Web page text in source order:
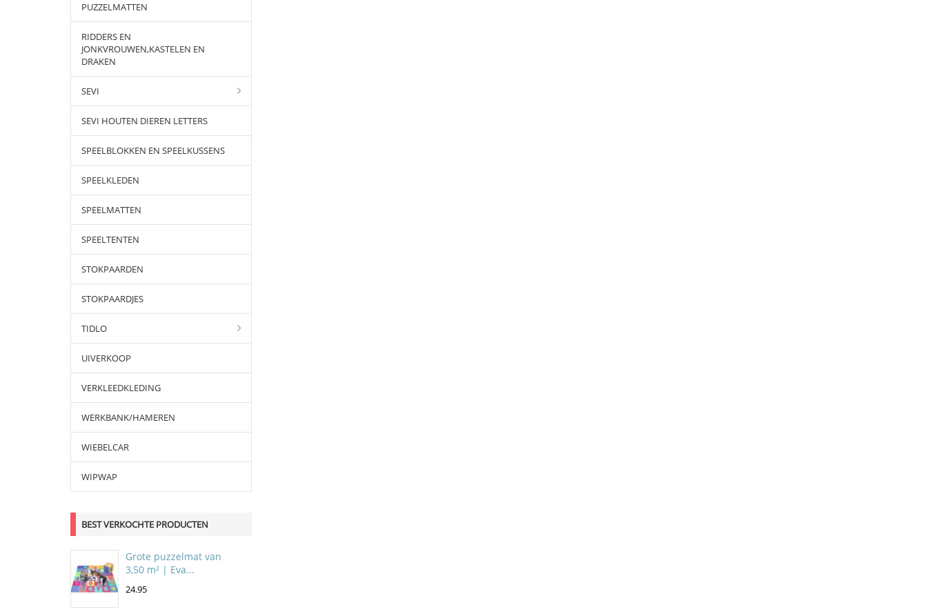
PUZZELMATTEN
RIDDERS EN
JONKVROUWEN,KASTELEN EN
DRAKEN
SEVI
SEVI HOUTEN DIEREN LETTERS
SPEELBLOKKEN EN SPEELKUSSENS
SPEELKLEDEN
SPEELMATTEN
SPEELTENTEN
STOKPAARDEN
STOKPAARDJES
TIDLO
UIVERKOOP
VERKLEEDKLEDING
WERKBANK/HAMEREN
WIEBELCAR
WIPWAP
BEST VERKOCHTE PRODUCTEN
Grote puzzelmat van
3,50 m² | Eva...
24.95